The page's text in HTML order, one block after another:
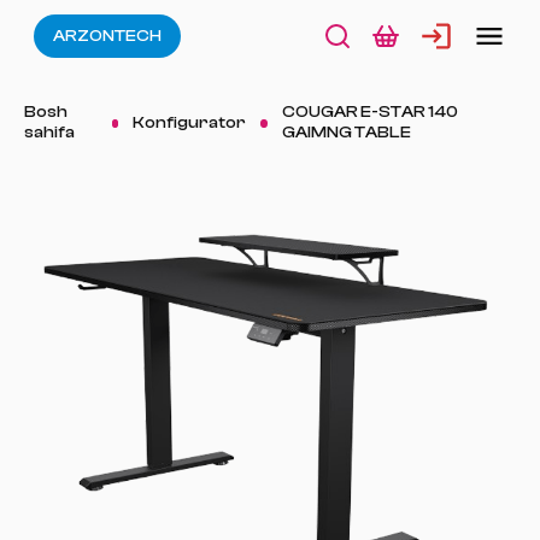
ARZONTECH
Bosh
sahifa
Konfigurator
COUGAR E-STAR 140
GAIMNG TABLE